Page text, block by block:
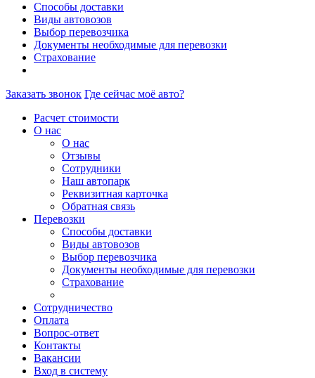
Способы доставки
Виды автовозов
Выбор перевозчика
Документы необходимые для перевозки
Страхование
Заказать звонок Где сейчас моё авто?
Расчет стоимости
О нас
О нас
Отзывы
Сотрудники
Наш автопарк
Реквизитная карточка
Обратная связь
Перевозки
Способы доставки
Виды автовозов
Выбор перевозчика
Документы необходимые для перевозки
Страхование
Сотрудничество
Оплата
Вопрос-ответ
Контакты
Вакансии
Вход в систему